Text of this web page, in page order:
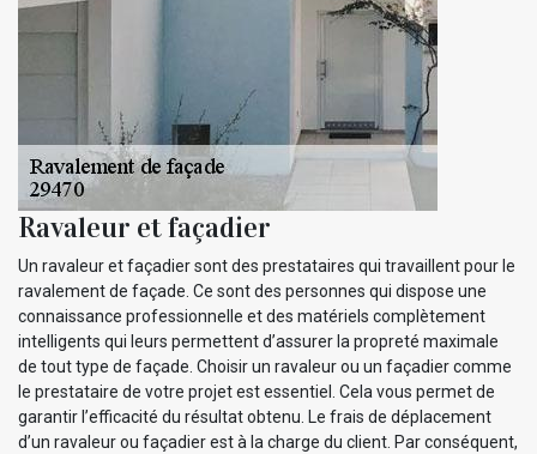
Ravaleur et façadier
Un ravaleur et façadier sont des prestataires qui travaillent pour le
ravalement de façade. Ce sont des personnes qui dispose une
connaissance professionnelle et des matériels complètement
intelligents qui leurs permettent d’assurer la propreté maximale
de tout type de façade. Choisir un ravaleur ou un façadier comme
le prestataire de votre projet est essentiel. Cela vous permet de
garantir l’efficacité du résultat obtenu. Le frais de déplacement
d’un ravaleur ou façadier est à la charge du client. Par conséquent,